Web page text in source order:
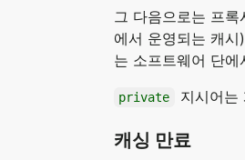
그 다음으로는 프
에서 운영되는 캐
는 소프트웨어 단
private 지시어는
캐싱 만료